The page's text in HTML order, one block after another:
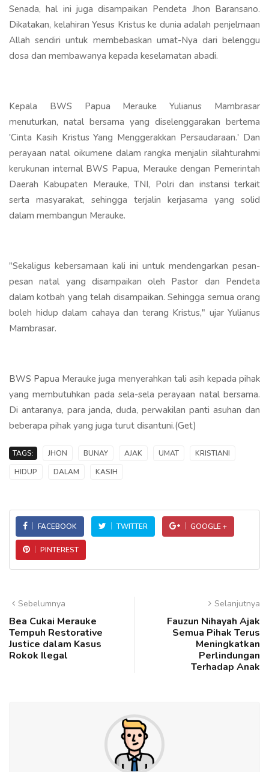
Senada, hal ini juga disampaikan Pendeta Jhon Baransano.
Dikatakan, kelahiran Yesus Kristus ke dunia adalah penjelmaan
Allah sendiri untuk membebaskan umat-Nya dari belenggu
dosa dan membawanya kepada keselamatan abadi.
Kepala BWS Papua Merauke Yulianus Mambrasar
menuturkan, natal bersama yang diselenggarakan bertema
'Cinta Kasih Kristus Yang Menggerakkan Persaudaraan.' Dan
perayaan natal oikumene dalam rangka menjalin silahturahmi
kerukunan internal BWS Papua, Merauke dengan Pemerintah
Daerah Kabupaten Merauke, TNI, Polri dan instansi terkait
serta masyarakat, sehingga terjalin kerjasama yang solid
dalam membangun Merauke.
"Sekaligus kebersamaan kali ini untuk mendengarkan pesan-
pesan natal yang disampaikan oleh Pastor dan Pendeta
dalam kotbah yang telah disampaikan. Sehingga semua orang
boleh hidup dalam cahaya dan terang Kristus," ujar Yulianus
Mambrasar.
BWS Papua Merauke juga menyerahkan tali asih kepada pihak
yang membutuhkan pada sela-sela perayaan natal bersama.
Di antaranya, para janda, duda, perwakilan panti asuhan dan
beberapa pihak yang juga turut disantuni.(Get)
TAGS: JHON BUNAY AJAK UMAT
KRISTIANI
HIDUP
DALAM KASIH
FACEBOOK TWITTER GOOGLE +
PINTEREST
Sebelumnya
Bea Cukai Merauke
Tempuh Restorative
Justice dalam Kasus
Rokok Ilegal
Selanjutnya
Fauzun Nihayah Ajak
Semua Pihak Terus
Meningkatkan
Perlindungan
Terhadap Anak